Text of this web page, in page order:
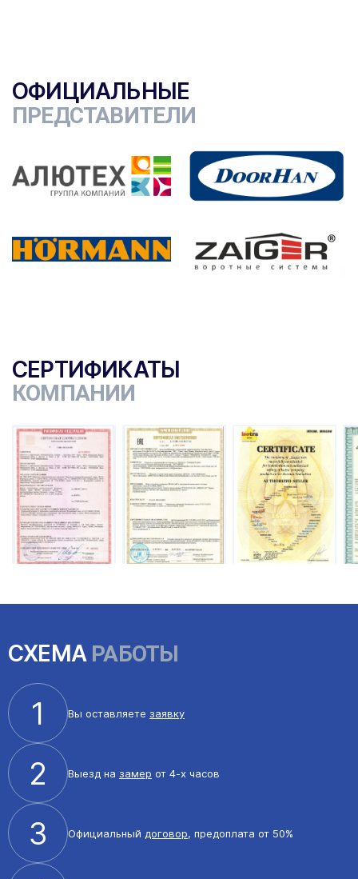
ОФИЦИАЛЬНЫЕ
ПРЕДСТАВИТЕЛИ
СЕРТИФИКАТЫ
КОМПАНИИ
СХЕМАРАБОТЫ
1 Вы оставляете заявку
2 Выезд на замер от 4-х часов
3 Официальный договор, предоплата от 50%